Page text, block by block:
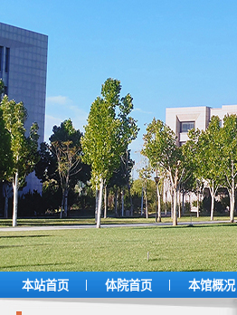
本站首页 | 体院首页 | 本馆概况